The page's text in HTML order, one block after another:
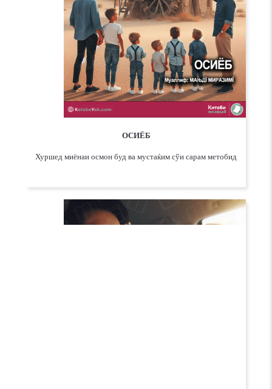
ОСИЁБ
Хуршед миёнаи осмон буд ва мустаќим сўи сарам метобид